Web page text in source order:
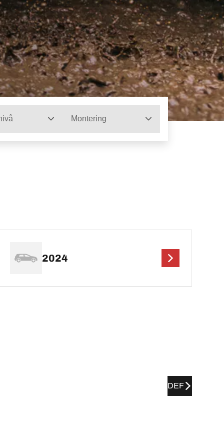
Montering
2024
DEF